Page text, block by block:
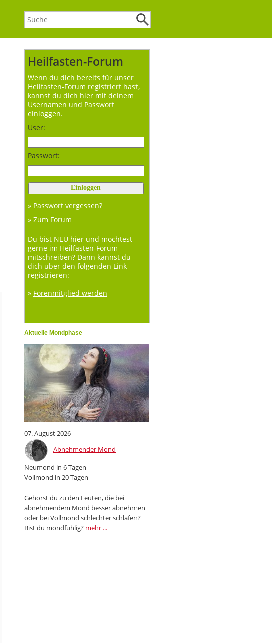
Heilfasten-Forum
Wenn du dich bereits für unser
Heilfasten-Forum registriert hast,
kannst du dich hier mit deinem
Usernamen und Passwort
einloggen.
User:
Passwort:
» Passwort vergessen?
» Zum Forum
Du bist NEU hier und möchtest
gerne im Heilfasten-Forum
mitschreiben? Dann kannst du
dich über den folgenden Link
registrieren:
» Forenmitglied werden
Aktuelle Mondphase
07. August 2026
Abnehmender Mond
Neumond in 6 Tagen
Vollmond in 20 Tagen
Gehörst du zu den Leuten, die bei
abnehmendem Mond besser abnehmen
oder bei Vollmond schlechter schlafen?
Bist du mondfühlig? mehr ...